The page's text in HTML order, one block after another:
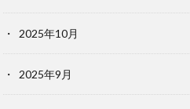
2025年10月
2025年9月